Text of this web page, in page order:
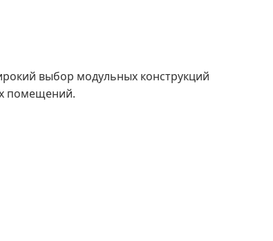
выбор модульных конструкций
помещений.